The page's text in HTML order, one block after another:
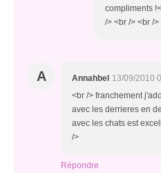
compliments
/> <br /> <br />
A Annahbel 13/09/2010
<br /> franchement
avec les derrieres en
avec les chats est
/>
Répondre